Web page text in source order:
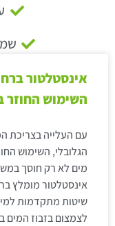
אינסטלטור
השימוש
עם העלייה בצריכת
הגלובלי, השימוש
מים לא רק חוסך
אינסטלטור מומלץ
שיטות מתקדמות
לצמצום בזבוז המים